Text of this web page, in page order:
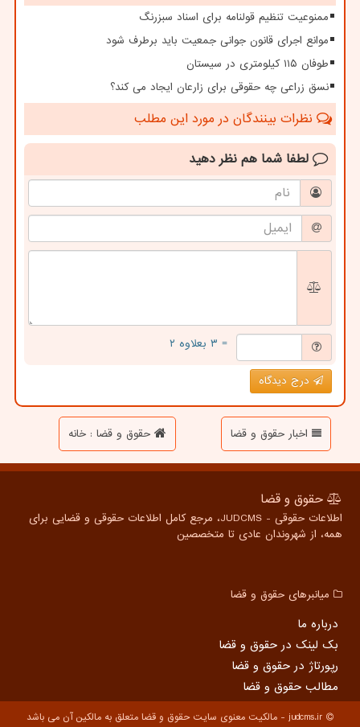
ممنوعیت تنظیم قولنامه برای اسناد سبزرنگ
موانع اجرای قانون جوانی جمعیت باید برطرف شود
طوفان ۱۱۵ کیلومتری در سیستان
نسق زراعی چه حقوقی برای زارعان ایجاد می کند؟
نظرات بینندگان در مورد این مطلب
لطفا شما هم نظر دهید
= ۳ بعلاوه ۲
درج دیدگاه
اخبار حقوق و قضا حقوق و قضا : خانه
حقوق و قضا
اطلاعات حقوقی - JUDCMS، مرجع کامل اطلاعات حقوقی و قضایی برای
همه، از شهروندان عادی تا متخصصین
میانبرهای حقوق و قضا
درباره ما
بک لینک در حقوق و قضا
رپورتاژ در حقوق و قضا
مطالب حقوق و قضا